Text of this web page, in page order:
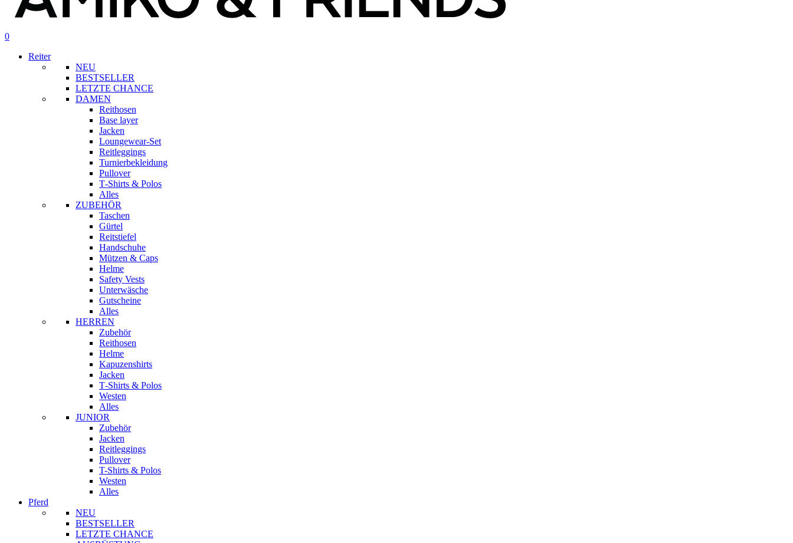
Suche
Konto
0
Reiter
NEU
BESTSELLER
LETZTE CHANCE
DAMEN
Reithosen
Base layer
Jacken
Loungewear-Set
Reitleggings
Turnierbekleidung
Pullover
T‑Shirts & Polos
Alles
ZUBEHÖR
Taschen
Gürtel
Reitstiefel
Handschuhe
Mützen & Caps
Helme
Safety Vests
Unterwäsche
Gutscheine
Alles
HERREN
Zubehör
Reithosen
Helme
Kapuzenshirts
Jacken
T‑Shirts & Polos
Westen
Alles
JUNIOR
Zubehör
Jacken
Reitleggings
Pullover
T-Shirts & Polos
Westen
Alles
Pferd
NEU
BESTSELLER
LETZTE CHANCE